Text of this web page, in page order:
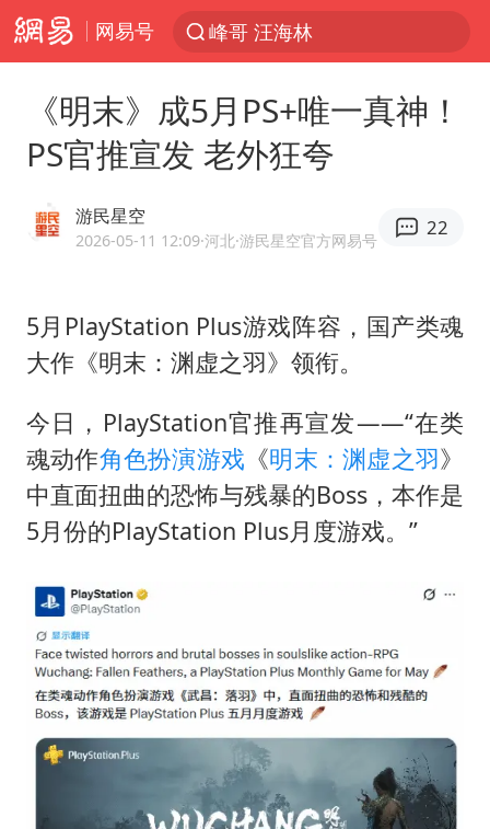
网易号
峰哥 汪海林
西湖突现狂风暴雨 游客瞬间被浇透
河南重大刑事案嫌疑人落网
黄金创今年来最大单周涨幅
金饰克价一夜涨回1300元
白海豚将正面袭击贯穿浙江
梁家辉：到内地拍戏不是北上是回归
酒店回应车内过夜被收150元
牛津大学一纸声明甩不了锅
浙江台州《告全体市民书》
西贝创始人贾国龙押注鲜羊赛道
人民的健康、体质、幸福一脉相承
《明末》成5月PS+唯一真神！
PS官推宣发 老外狂夸
游民星空
2026-05-11 12:09·河北·游民星空官方网易号
22
5月PlayStation Plus游戏阵容，国产类魂
大作《明末：渊虚之羽》领衔。
今日，PlayStation官推再宣发——“在类
魂动作角色扮演游戏 《明末：渊虚之羽》
中直面扭曲的恐怖与残暴的Boss，本作是
5月份的PlayStation Plus月度游戏。”